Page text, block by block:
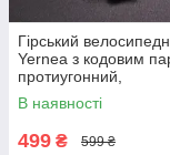
Гірський
Yernea з кодовим
протиугонний,
універсальний,
полірований, ПВХ +
сплав
В наявності
499 ₴ 599 ₴